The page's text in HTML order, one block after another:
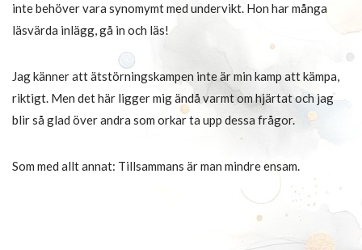
inte behöver vara synomymt med undervikt. Hon har många
läsvärda inlägg, gå in och läs!
Jag känner att ätstörningskampen inte är min kamp att kämpa,
riktigt. Men det här ligger mig ändå varmt om hjärtat och jag
blir så glad över andra som orkar ta upp dessa frågor.
Som med allt annat: Tillsammans är man mindre ensam.